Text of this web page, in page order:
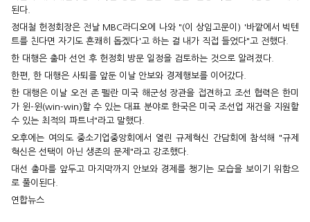
된다.
정대철 헌정회장은 전날 MBC라디오에 나와 "(이 상임고문이) '바깥에서 빅텐
트를 친다면 자기도 흔쾌히 돕겠다'고 하는 걸 내가 직접 들었다"고 전했다.
한 대행은 출마 선언 후 헌정회 방문 일정을 검토하는 것으로 알려졌다.
한편, 한 대행은 사퇴를 앞둔 이날 안보와 경제행보를 이어갔다.
한 대행은 이날 오전 존 펠란 미국 해군성 장관을 접견하고 조선 협력은 한미
가 윈-윈(win-win)할 수 있는 대표 분야로 한국은 미국 조선업 재건을 지원할
수 있는 최적의 파트너"라고 말했다.
오후에는 여의도 중소기업중앙회에서 열린 규제혁신 간담회에 참석해 "규제
혁신은 선택이 아닌 생존의 문제"라고 강조했다.
대선 출마를 앞두고 마지막까지 안보와 경제를 챙기는 모습을 보이기 위함으
로 풀이된다.
연합뉴스